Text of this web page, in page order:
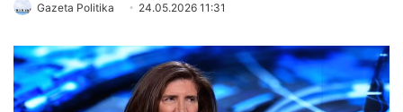
Gazeta Politika 24.05.2026 11:31